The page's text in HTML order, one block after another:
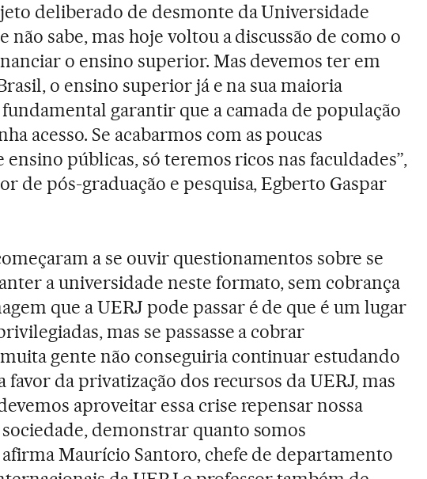
deliberado de desmonte da Universidade
não sabe, mas hoje voltou a discussão de como o
o ensino superior. Mas devemos ter em
o ensino superior já e na sua maioria
garantir que a camada de população
acesso. Se acabarmos com as poucas
públicas, só teremos ricos nas faculdades”,
de pós-graduação e pesquisa, Egberto Gaspar
a se ouvir questionamentos sobre se
a universidade neste formato, sem cobrança
que a UERJ pode passar é de que é um lugar
mas se passasse a cobrar
gente não conseguiria continuar estudando
favor da privatização dos recursos da UERJ, mas
aproveitar essa crise repensar nossa
demonstrar quanto somos
Maurício Santoro, chefe de departamento